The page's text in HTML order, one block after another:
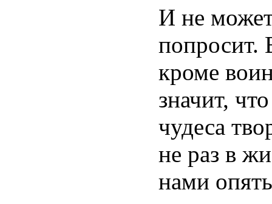
И не
попросит.
кроме
значит,
чудеса
не раз в
нами